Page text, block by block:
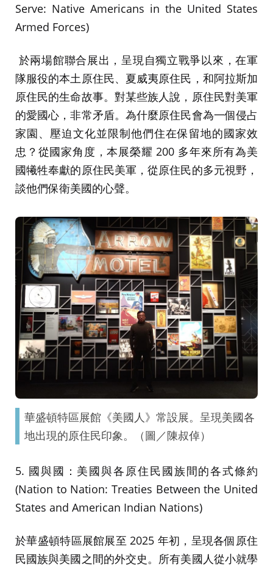
Serve: Native Americans in the United States
Armed Forces)
於兩場館聯合展出，呈現自獨立戰爭以來，在軍
隊服役的本土原住民、夏威夷原住民，和阿拉斯加
原住民的生命故事。對某些族人說，原住民對美軍
的愛國心，非常矛盾。為什麼原住民會為一個侵占
家園、壓迫文化並限制他們住在保留地的國家效
忠？從國家角度，本展榮耀 200 多年來所有為美
國犧牲奉獻的原住民美軍，從原住民的多元視野，
談他們保衛美國的心聲。
華盛頓特區展館《美國人》常設展。呈現美國各
地出現的原住民印象。（圖／陳叔倬）
5. 國與國：美國與各原住民國族間的各式條約
(Nation to Nation: Treaties Between the United
States and American Indian Nations)
於華盛頓特區展館展至 2025 年初，呈現各個原住
民國族與美國之間的外交史。所有美國人從小就學